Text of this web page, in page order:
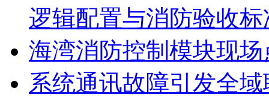
逻辑配置与消防验收标
海湾消防控制模块现
系统通讯故障引发全